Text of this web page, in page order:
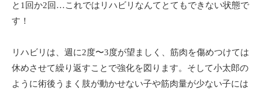
と1回か2回…これではリハビリなんてとてもできない状態で
す！
リハビリは、週に2度〜3度が望ましく、筋肉を傷めつけては
休めさせて繰り返すことで強化を図ります。そして小太郎の
ように術後うまく肢が動かせない子や筋肉量が少ない子には